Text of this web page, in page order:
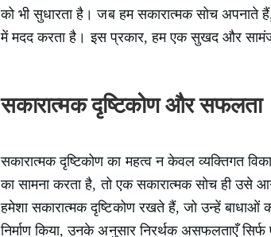
को भी सुधारता है। जब हम सकारात्मक सोच अपनाते
में मदद करता है। इस प्रकार, हम एक सुखद और
सकारात्मक दृष्टिकोण और सफलता
सकारात्मक दृष्टिकोण का महत्व न केवल व्यक्तिगत
का सामना करता है, तो एक सकारात्मक सोच ही
हमेशा सकारात्मक दृष्टिकोण रखते हैं, जो उन्हें बाधाओं
निर्माण किया, उनके अनुसार निरर्थक असफलताएँ